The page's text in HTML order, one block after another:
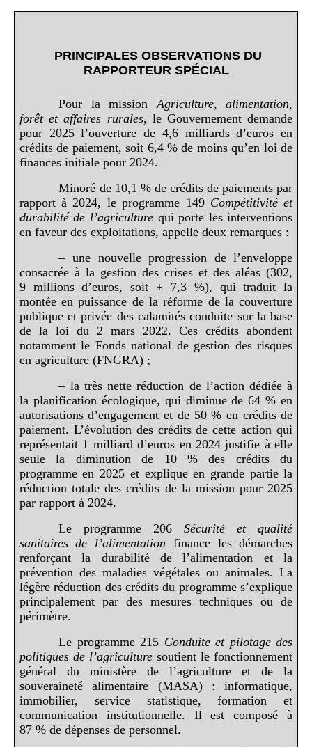
PRINCIPALES OBSERVATIONS DU
RAPPORTEUR SPÉCIAL
Pour la mission Agriculture, alimentation,
forêt et affaires rurales, le Gouvernement demande
pour 2025 l’ouverture de 4,6 milliards d’euros en
crédits de paiement, soit 6,4 % de moins qu’en loi de
finances initiale pour 2024.
Minoré de 10,1 % de crédits de paiements par
rapport à 2024, le programme 149 Compétitivité et
durabilité de l’agriculturequi porte les interventions
en faveur des exploitations, appelle deux remarques :
– une nouvelle progression de l’enveloppe
consacrée à la gestion des crises et des aléas (302,
9 millions d’euros, soit + 7,3 %), qui traduit la
montée en puissance de la réforme de la couverture
publique et privée des calamités conduite sur la base
de la loi du 2 mars 2022. Ces crédits abondent
notamment le Fonds national de gestion des risques
en agriculture (FNGRA) ;
– la très nette réduction de l’action dédiée à
la planification écologique, qui diminue de 64 % en
autorisations d’engagement et de 50 % en crédits de
paiement. L’évolution des crédits de cette action qui
représentait 1 milliard d’euros en 2024 justifie à elle
seule la diminution de 10 % des crédits du
programme en 2025 et explique en grande partie la
réduction totale des crédits de la mission pour 2025
par rapport à 2024.
Le programme 206Sécurité et qualité
sanitaires de l’alimentation finance les démarches
renforçant la durabilité de l’alimentation et la
prévention des maladies végétales ou animales. La
légère réduction des crédits du programme s’explique
principalement par des mesures techniques ou de
périmètre.
Le programme 215 Conduite et pilotage des
politiques de l’agriculturesoutient le fonctionnement
général du ministère de l’agriculture et de la
souveraineté alimentaire (MASA) : informatique,
immobilier, service statistique, formation et
communication institutionnelle. Il est composé à
87 % de dépenses de personnel.